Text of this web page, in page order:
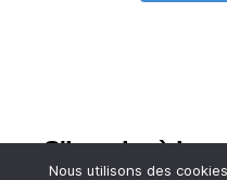
S'inscrire à la
Nous utilisons des